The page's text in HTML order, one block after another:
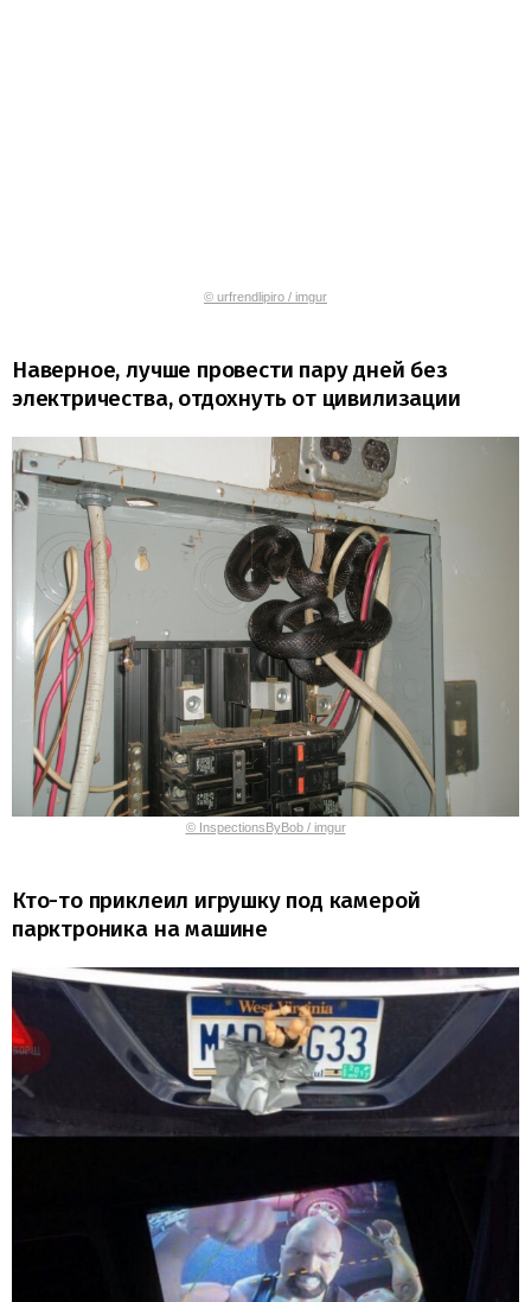
© urfrendlipiro / imgur
Наверное, лучше провести пару дней без
электричества, отдохнуть от цивилизации
© InspectionsByBob / imgur
Кто-то приклеил игрушку под камерой
парктроника на машине